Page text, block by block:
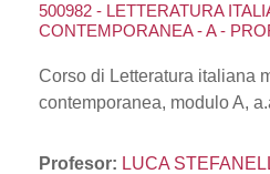
500982 - LETTERATURA
CONTEMPORANEA - A -
Corso di Letteratura italiana
contemporanea, modulo A,
Profesor: LUCA